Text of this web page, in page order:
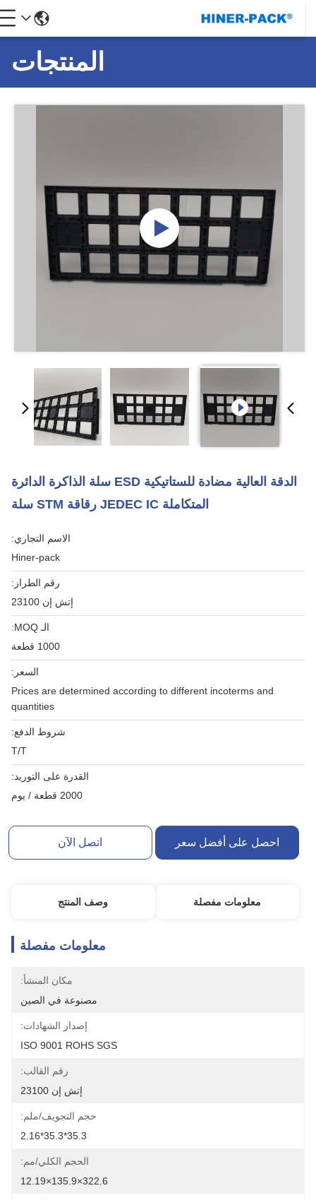
المنتجات
الدقة العالية مضادة للستاتيكية ESD سلة الذاكرة الدائرة
المتكاملة JEDEC IC رقاقة STM سلة
الاسم التجاري:
Hiner-pack
رقم الطراز:
إتش إن 23100
الـ MOQ:
1000 قطعة
السعر:
Prices are determined according to different incoterms and
quantities
شروط الدفع:
T/T
القدرة على التوريد:
2000 قطعة / يوم
احصل على أفضل سعر اتصل الآن
معلومات مفصلة وصف المنتج
معلومات مفصلة
مكان المنشأ:
مصنوعة في الصين
إصدار الشهادات:
ISO 9001 ROHS SGS
رقم القالب:
إتش إن 23100
حجم التجويف/ملم:
35.3*35.3*2.16
الحجم الكلي/مم:
322.6×135.9×12.19